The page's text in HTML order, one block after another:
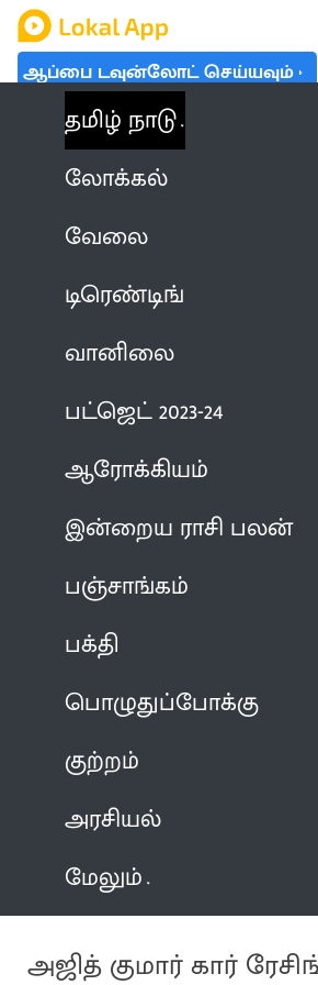
ஆப்பை டவுன்லோட் செய்யவும்
தமிழ் நாடு
லோக்கல்
வேலை
டிரெண்டிங்
வானிலை
பட்ஜெட் 2023-24
ஆரோக்கியம்
இன்றைய ராசி பலன்
பஞ்சாங்கம்
பக்தி
பொழுதுப்போக்கு
குற்றம்
அரசியல்
மேலும்
அஜித் குமார் கார்